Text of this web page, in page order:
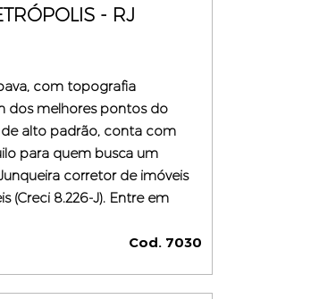
- RJ
com topografia
dos melhores pontos do
alto padrão, conta com
para quem busca um
corretor de imóveis
(Creci 8.226-J). Entre em
Cod. 7030